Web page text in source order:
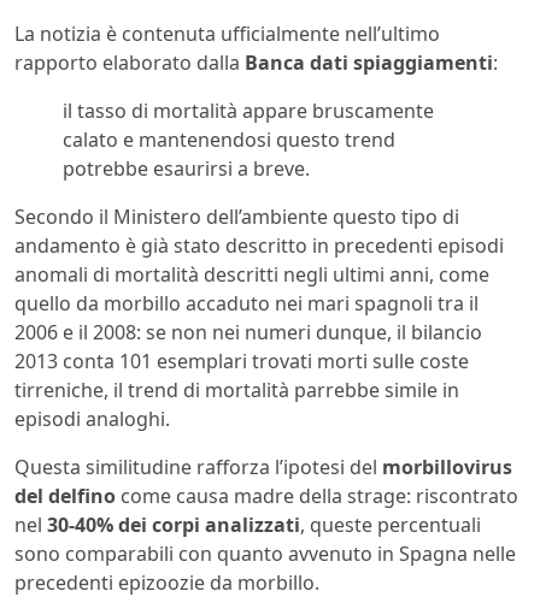
La notizia è contenuta ufficialmente nell’ultimo
rapporto elaborato dalla Banca dati spiaggiamenti:
il tasso di mortalità appare bruscamente
calato e mantenendosi questo trend
potrebbe esaurirsi a breve.
Secondo il Ministero dell’ambiente questo tipo di
andamento è già stato descritto in precedenti episodi
anomali di mortalità descritti negli ultimi anni, come
quello da morbillo accaduto nei mari spagnoli tra il
2006 e il 2008: se non nei numeri dunque, il bilancio
2013 conta 101 esemplari trovati morti sulle coste
tirreniche, il trend di mortalità parrebbe simile in
episodi analoghi.
Questa similitudine rafforza l’ipotesi del morbillovirus
del delfino come causa madre della strage: riscontrato
nel 30-40% dei corpi analizzati, queste percentuali
sono comparabili con quanto avvenuto in Spagna nelle
precedenti epizoozie da morbillo.